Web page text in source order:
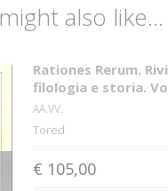
also like...
Rationes Rerum.
filologia e storia.
AA.VV.
Tored
€ 105,00